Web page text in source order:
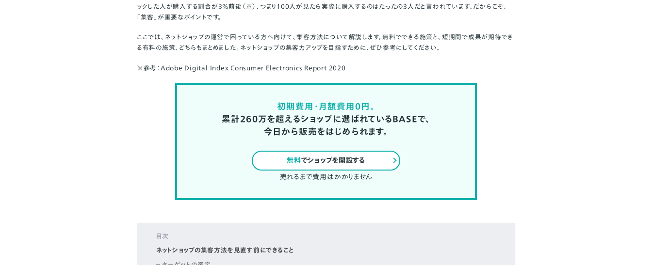
ックした人が購入する割合が3%前後（※）、つまり100人が見たら実際に購入するのはたったの3人だと言われています。だからこそ、
「集客」が重要なポイントです。
ここでは、ネットショップの運営で困っている方へ向けて、集客方法について解説します。無料でできる施策と、短期間で成果が期待でき
る有料の施策、どちらもまとめました。ネットショップの集客力アップを目指すために、ぜひ参考にしてください。
※参考：Adobe Digital Index Consumer Electronics Report 2020
初期費用・月額費用0円。
累計260万を超えるショップに選ばれているBASEで、
今日から販売をはじめられます。
無料でショップを開設する
売れるまで費用はかかりません
目次
ネットショップの集客方法を見直す前にできること